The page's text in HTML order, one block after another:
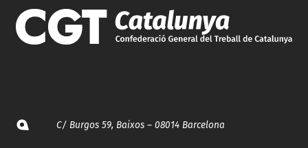
C/ Burgos 59, Baixos – 08014 Barcelona